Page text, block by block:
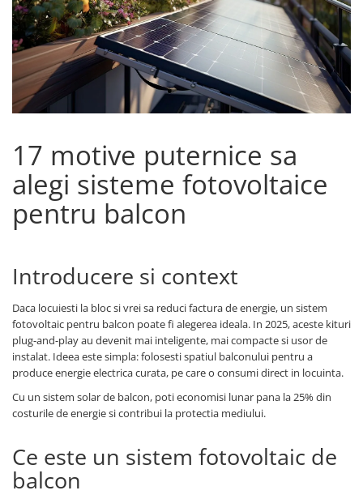
Acumulatori de stocare
Componente sisteme de balcon
17 motive puternice sa
alegi sisteme fotovoltaice
pentru balcon
Introducere si context
Daca locuiesti la bloc si vrei sa reduci factura de energie, un sistem
fotovoltaic pentru balcon poate fi alegerea ideala. In 2025, aceste kituri
plug-and-play au devenit mai inteligente, mai compacte si usor de
instalat. Ideea este simpla: folosesti spatiul balconului pentru a
produce energie electrica curata, pe care o consumi direct in locuinta.
Cu un sistem solar de balcon, poti economisi lunar pana la 25% din
costurile de energie si contribui la protectia mediului.
Ce este un sistem fotovoltaic de
balcon